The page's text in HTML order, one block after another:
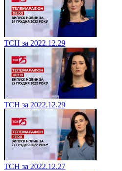
ТСН за 2022.12.29
ТСН за 2022.12.29
ТСН за 2022.12.27